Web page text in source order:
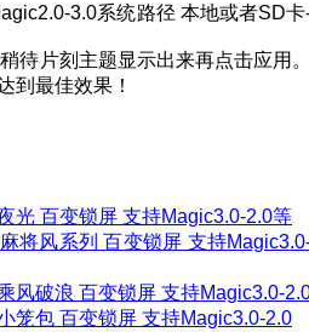
3.0系统路径 本地或者SD卡
待片刻主题显示出来再点击应用
到最佳效果！
光 百变锁屏 支持Magic3.0-2.0等
将风系列 百变锁屏 支持
风破浪 百变锁屏 支持Magic3.0-
笼包 百变锁屏 支持Magic3.0-2.0